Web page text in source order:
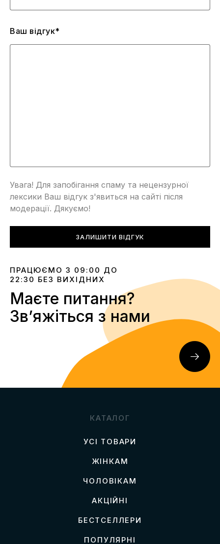
Ваш відгук*
Увага! Для запобігання спаму та нецензурної
лексики Ваш відгук з'явиться на сайті після
модерації. Дякуємо!
ЗАЛИШИТИ ВІДГУК
ПРАЦЮЄМО З 09:00 ДО
22:30 БЕЗ ВИХІДНИХ
Маєте питання?
Звʼяжіться з нами
КАТАЛОГ
УСІ ТОВАРИ
ЖІНКАМ
ЧОЛОВІКАМ
АКЦІЙНІ
БЕСТСЕЛЛЕРИ
ПОПУЛЯРНІ